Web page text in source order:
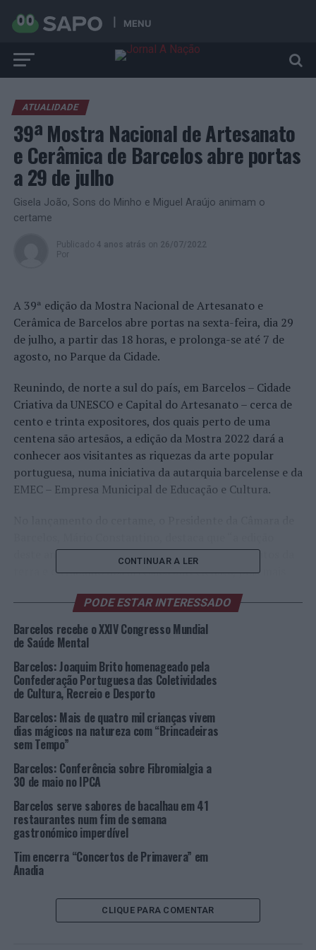
MENU
ATUALIDADE
39ª Mostra Nacional de Artesanato
e Cerâmica de Barcelos abre portas
a 29 de julho
Gisela João, Sons do Minho e Miguel Araújo animam o
certame
Publicado 4 anos atrás on 26/07/2022
Por
A 39ª edição da Mostra Nacional de Artesanato e
Cerâmica de Barcelos abre portas na sexta-feira, dia 29
de julho, a partir das 18 horas, e prolonga-se até 7 de
agosto, no Parque da Cidade.
Reunindo, de norte a sul do país, em Barcelos – Cidade
Criativa da UNESCO e Capital do Artesanato – cerca de
cento e trinta expositores, dos quais perto de uma
centena são artesãos, a edição da Mostra 2022 dará a
conhecer aos visitantes as riquezas da arte popular
portuguesa, numa iniciativa da autarquia barcelense e da
EMEC – Empresa Municipal de Educação e Cultura.
deste ano da Mostra pretende valorizar os produtos da
terra e o trabalho dos artesãos barcelenses, pois mais
da memória comum e de um saber-fazer muito nosso”.
Nesse sentido, o autarca diz que esta é “mais uma
excelente oportunidade de valorizar os artesãos
defesa, preservação e valorização da identidade social e
cultural de Barcelos”.
A Mostra de Artesanato e Cerâmica de Barcelos é uma
verdadeira montra viva das artes e ofícios portugueses.
Desde o trabalhar o barro – olaria e figurado -, à cestaria,
bordados e linhos, passando pelos trabalhos em madeira
e em cobre, artigos em pele e têxteis, até ao artesanato
contemporâneo e joalharia, estes são alguns dos
exemplos da atividade artesanal que poderá ser
apreciada no decorrer do certame.
Programa de animação: concertos de Gisela João,
Além da Mostra propriamente dita, esta iniciativa conta
CONTINUAR A LER
PODE ESTAR INTERESSADO
Barcelos recebe o XXIV Congresso Mundial
de Saúde Mental
Barcelos: Joaquim Brito homenageado pela
Confederação Portuguesa das Coletividades
de Cultura, Recreio e Desporto
Barcelos: Mais de quatro mil crianças vivem
dias mágicos na natureza com “Brincadeiras
sem Tempo”
Barcelos: Conferência sobre Fibromialgia a
30 de maio no IPCA
Barcelos serve sabores de bacalhau em 41
restaurantes num fim de semana
gastronómico imperdível
Tim encerra “Concertos de Primavera” em
Anadia
CLIQUE PARA COMENTAR